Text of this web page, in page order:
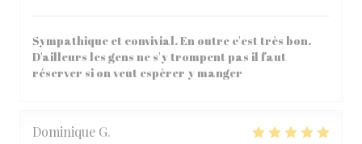
Sympathique et convivial. En outre c'est très bon.
D'ailleurs les gens ne s'y trompent pas il faut
réserver si on veut espèrer y manger
Dominique G